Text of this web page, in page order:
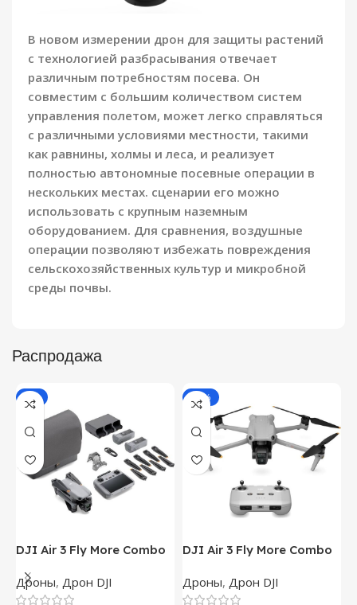
В новом измерении дрон для защиты растений
с технологией разбрасывания отвечает
различным потребностям посева. Он
совместим с большим количеством систем
управления полетом, может легко справляться
с различными условиями местности, такими
как равнины, холмы и леса, и реализует
полностью автономные посевные операции в
нескольких местах. сценарии его можно
использовать с крупным наземным
оборудованием. Для сравнения, воздушные
операции позволяют избежать повреждения
сельскохозяйственных культур и микробной
среды почвы.
Распродажа
-7%
DJI Air 3 Fly More Combo
Дроны, Дрон DJI
-12%
DJI Air 3 Fly More Combo
Дроны, Дрон DJI